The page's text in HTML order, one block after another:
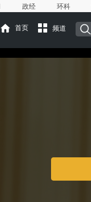
政经 环科
首页 频道